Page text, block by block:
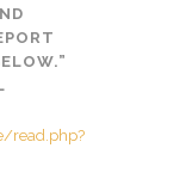
read.php?